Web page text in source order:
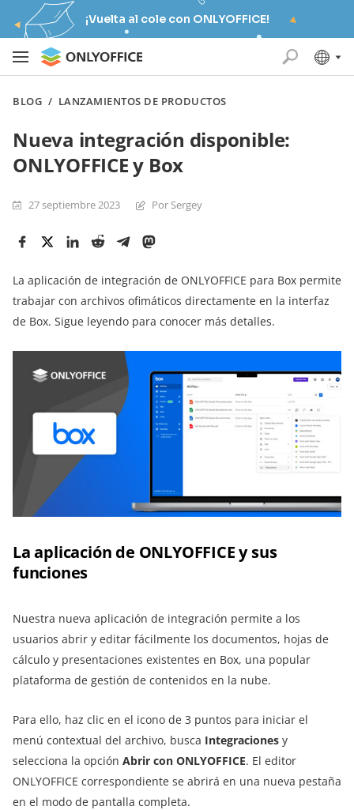
¡Vuelta al cole con ONLYOFFICE!
BLOG / LANZAMIENTOS DE PRODUCTOS
Nueva integración disponible:
ONLYOFFICE y Box
27 septiembre 2023 Por Sergey
La aplicación de integración de ONLYOFFICE para Box permite
trabajar con archivos ofimáticos directamente en la interfaz
de Box. Sigue leyendo para conocer más detalles.
La aplicación de ONLYOFFICE y sus
funciones
Nuestra nueva aplicación de integración permite a los
usuarios abrir y editar fácilmente los documentos, hojas de
cálculo y presentaciones existentes en Box, una popular
plataforma de gestión de contenidos en la nube.
Para ello, haz clic en el icono de 3 puntos para iniciar el
menú contextual del archivo, busca Integraciones y
selecciona la opción Abrir con ONLYOFFICE. El editor
ONLYOFFICE correspondiente se abrirá en una nueva pestaña
en el modo de pantalla completa.